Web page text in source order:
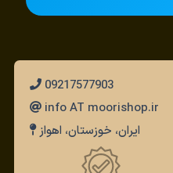
09217577903
info AT moorishop.ir
ایران، خوزستان، اهواز